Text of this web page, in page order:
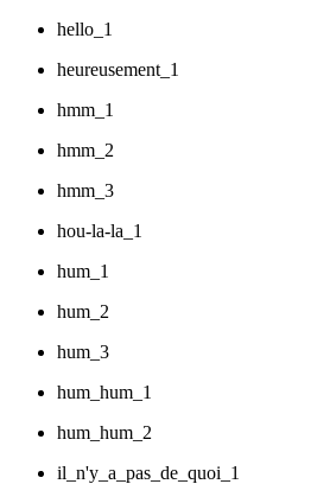
hello_1
heureusement_1
hmm_1
hmm_2
hmm_3
hou-la-la_1
hum_1
hum_2
hum_3
hum_hum_1
hum_hum_2
il_n'y_a_pas_de_quoi_1